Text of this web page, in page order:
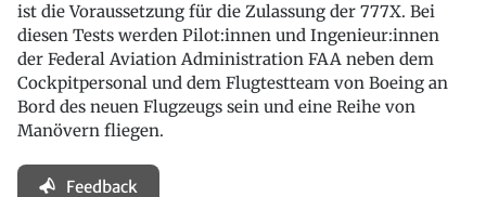
ist die Voraussetzung für die Zulassung der 777X. Bei
diesen Tests werden Pilot:innen und Ingenieur:innen
der Federal Aviation Administration FAA neben dem
Cockpitpersonal und dem Flugtestteam von Boeing an
Bord des neuen Flugzeugs sein und eine Reihe von
Manövern fliegen.
Feedback